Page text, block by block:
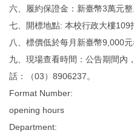
六、履約保證金：新臺幣3萬元整
七、開標地點: 本校行政大樓109
八、標價低於每月新臺幣9,000
九、現場查看時間：公告期間內
話：（03）8906237。
Format Number:
opening hours
Department: